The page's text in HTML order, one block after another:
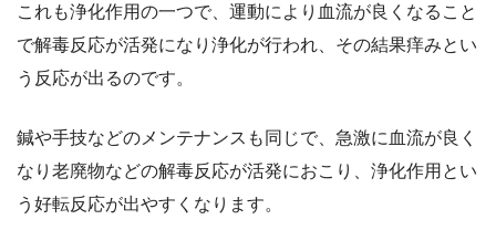
これも浄化作用の一つで、運動により血流が良くなること
で解毒反応が活発になり浄化が行われ、その結果痒みとい
う反応が出るのです。
鍼や手技などのメンテナンスも同じで、急激に血流が良く
なり老廃物などの解毒反応が活発におこり、浄化作用とい
う好転反応が出やすくなります。